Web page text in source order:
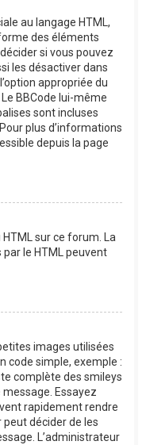
au langage HTML,
des éléments
si vous pouvez
les désactiver dans
appropriée du
BBCode lui-même
sont incluses
plus d’informations
depuis la page
HTML sur ce forum. La
le HTML peuvent
images utilisées
code simple, exemple :
complète des smileys
Essayez
rapidement rendre
décider de les
L’administrateur